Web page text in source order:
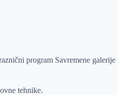
program Savremene galerije
tehnike.